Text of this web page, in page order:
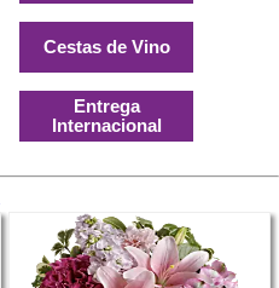
Cestas de Vino
Entrega
Internacional